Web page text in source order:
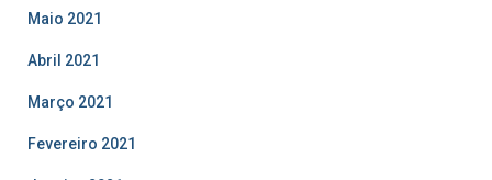
Maio 2021
Abril 2021
Março 2021
Fevereiro 2021